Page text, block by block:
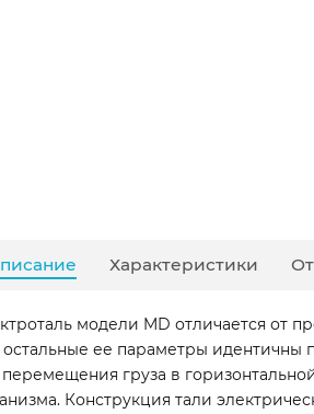
Характеристики
модели MD отличается от
остальные ее параметры идентичны
груза в
Конструкция тали